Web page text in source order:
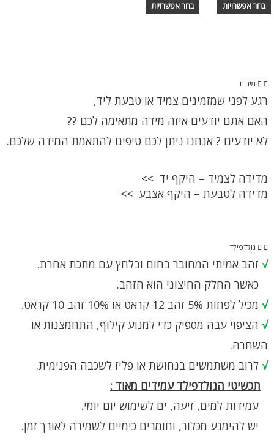
בחר אפשרויות בחר אפשרויות
מידות
רגע לפני שמזמינים צמיד או טבעת ליד,
האם אתם יודעים איזה מידה מתאימה לכם ??
לא יודעים ? אנחנו ניתן לכם טיפים להתאמת המידה שלכם.
מדידה לצמיד – היקף יד >>
מדידה לטבעת – היקף אצבע >>
גולדפילד
√ זהב אמיתי המחובר בחום ובלחץ עם מתכת אחרת.
כאשר החלק החיצוני הוא הזהב.
√ מכיל לפחות 5% זהב 12 קראט או 10% זהב 10 קראט.
√ הציפוי עבה מספיק כדי למנוע קילוף, התחמצנות או
השחרה.
√ לרוב משתמשים בנחושת או פליז לשכבה הפנימית.
תכשיטי הגולדפילד עמידים מאוד :
עמידות למים, זיעה, ים לשימוש יום יומי.
יש להימנע מכלור, וחומרים כימיים לשמירה לאורך זמן.